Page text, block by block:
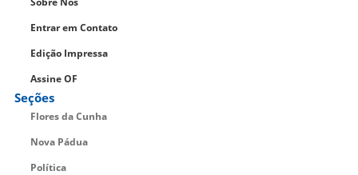
Entrar em Contato
Edição Impressa
Assine OF
Seções
Flores da Cunha
Nova Pádua
Política